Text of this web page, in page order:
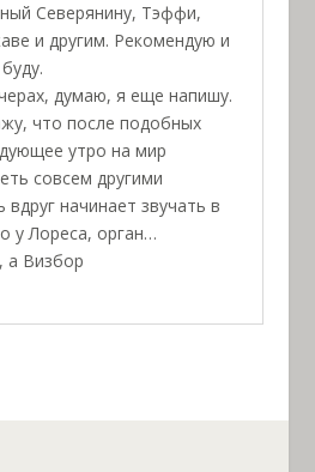
Северянину, Тэффи,
и другим. Рекомендую и
думаю, я еще напишу.
что после подобных
утро на мир
совсем другими
начинает звучать в
у Лореса, орган…
а Визбор